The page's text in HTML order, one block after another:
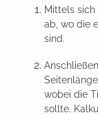
Mittels
ab, wo die
sind.
wobei die
sollte.